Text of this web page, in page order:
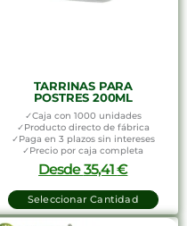
TARRINAS PARA
POSTRES 200ML
✓Caja con 1000 unidades
✓Producto directo de fábrica
✓Paga en 3 plazos sin intereses
✓Precio por caja completa
Desde35,41€
Seleccionar Cantidad